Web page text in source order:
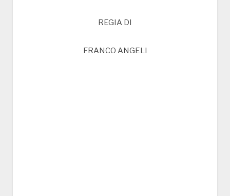
REGIA DI
FRANCO ANGELI